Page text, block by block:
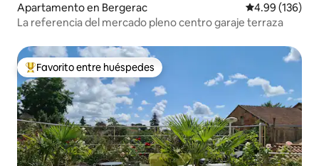
Apartamento en Bergerac Calificación
4.99 (136)
La referencia del mercado pleno centro garaje terraza
Favorito entre huéspedes preferido
Favorito entre huéspedes